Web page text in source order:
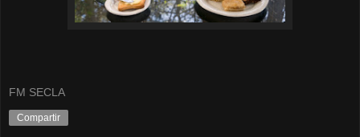
FM SECLA
Compartir